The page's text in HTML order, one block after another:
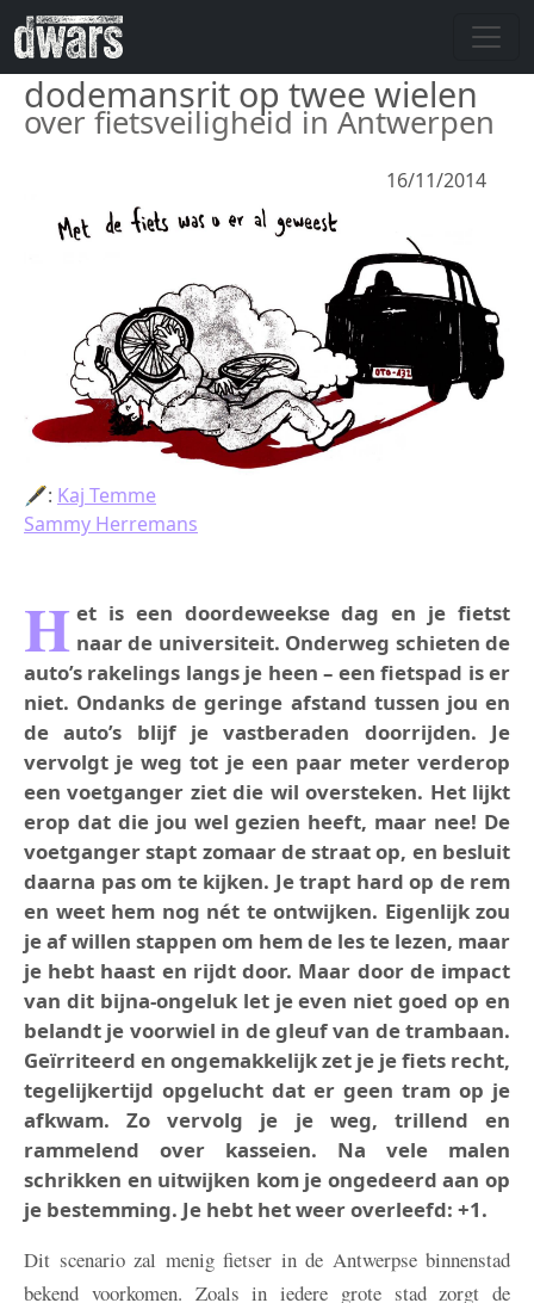
Skip to main content
dodemansrit op twee wielen
over fietsveiligheid in Antwerpen
16/11/2014
🖋: Kaj Temme
Sammy Herremans
H et is een doordeweekse dag en je fietst
naar de universiteit. Onderweg schieten de
auto’s rakelings langs je heen – een fietspad is er
niet. Ondanks de geringe afstand tussen jou en
de auto’s blijf je vastberaden doorrijden. Je
vervolgt je weg tot je een paar meter verderop
een voetganger ziet die wil oversteken. Het lijkt
erop dat die jou wel gezien heeft, maar nee! De
voetganger stapt zomaar de straat op, en besluit
daarna pas om te kijken. Je trapt hard op de rem
en weet hem nog nét te ontwijken. Eigenlijk zou
je af willen stappen om hem de les te lezen, maar
je hebt haast en rijdt door. Maar door de impact
van dit bijna-ongeluk let je even niet goed op en
belandt je voorwiel in de gleuf van de trambaan.
Geïrriteerd en ongemakkelijk zet je je fiets recht,
tegelijkertijd opgelucht dat er geen tram op je
afkwam. Zo vervolg je je weg, trillend en
rammelend over kasseien. Na vele malen
schrikken en uitwijken kom je ongedeerd aan op
je bestemming. Je hebt het weer overleefd: +1.
Dit scenario zal menig fietser in de Antwerpse binnenstad
bekend voorkomen. Zoals in iedere grote stad zorgt de